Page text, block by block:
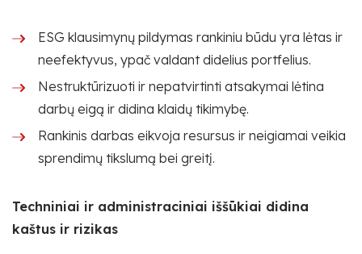
ESG klausimynų pildymas rankiniu būdu yra lėtas ir
neefektyvus, ypač valdant didelius portfelius.
Nestruktūrizuoti ir nepatvirtinti atsakymai lėtina
darbų eigą ir didina klaidų tikimybę.
Rankinis darbas eikvoja resursus ir neigiamai veikia
sprendimų tikslumą bei greitį.
Techniniai ir administraciniai iššūkiai didina
kaštus ir rizikas